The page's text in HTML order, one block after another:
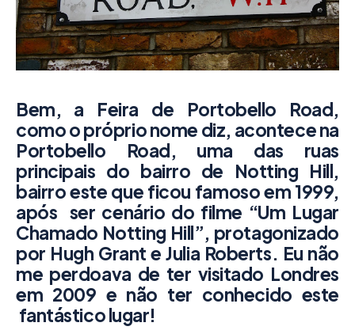
Bem, a Feira de Portobello Road,
como o próprio nome diz, acontece na
Portobello Road, uma das ruas
principais do bairro de Notting Hill,
bairro este que ficou famoso em 1999,
após ser cenário do filme “Um Lugar
Chamado Notting Hill”, protagonizado
por Hugh Grant e Julia Roberts. Eu não
me perdoava de ter visitado Londres
em 2009 e não ter conhecido este
fantástico lugar!